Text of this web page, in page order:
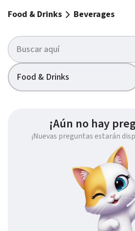
Food & Drinks Beverages
Food & Drinks
¡Aún no hay
¡Nuevas preguntas estarán